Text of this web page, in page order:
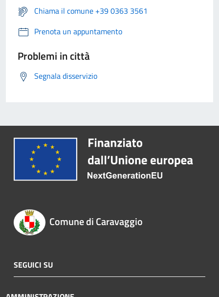
Chiama il comune +39 0363 3561
Prenota un appuntamento
Problemi in città
Segnala disservizio
Comune di Caravaggio
SEGUICI SU